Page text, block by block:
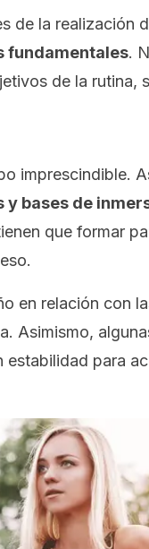
de la realización
fundamentales.
de la rutina,
imprescindible.
bases de
que formar
en relación con
Asimismo,
para